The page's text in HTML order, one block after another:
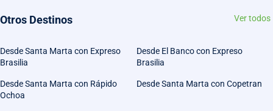
Otros Destinos Ver todos
Desde Santa Marta con Expreso
Brasilia
Desde El Banco con Expreso
Brasilia
Desde Santa Marta con Rápido
Ochoa
Desde Santa Marta con Copetran